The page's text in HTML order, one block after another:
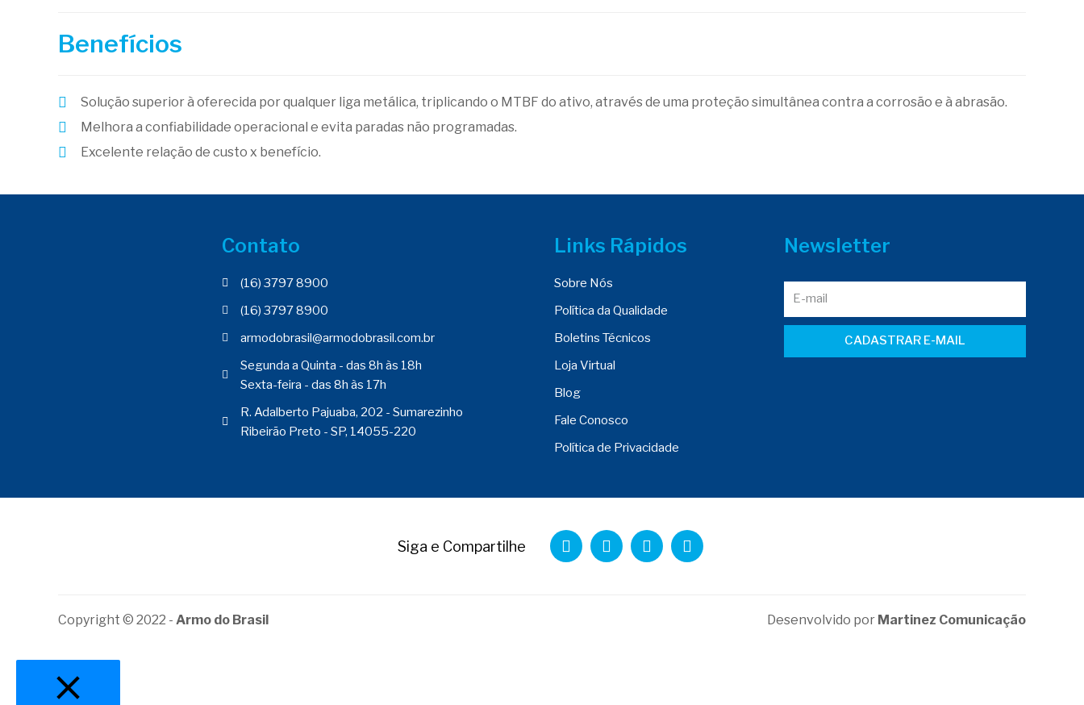
Benefícios
Solução superior à oferecida por qualquer liga metálica, triplicando o MTBF do ativo, através de uma proteção simultânea contra a corrosão e à abrasão.
Melhora a confiabilidade operacional e evita paradas não programadas.
Excelente relação de custo x benefício.
Contato
(16) 3797 8900
(16) 3797 8900
armodobrasil@armodobrasil.com.br
Segunda a Quinta - das 8h às 18h
Sexta-feira - das 8h às 17h
R. Adalberto Pajuaba, 202 - Sumarezinho
Ribeirão Preto - SP, 14055-220
Links Rápidos
Sobre Nós
Política da Qualidade
Boletins Técnicos
Loja Virtual
Blog
Fale Conosco
Política de Privacidade
Newsletter
CADASTRAR E-MAIL
Siga e Compartilhe
Copyright © 2022 - Armo do Brasil Desenvolvido por Martinez Comunicação